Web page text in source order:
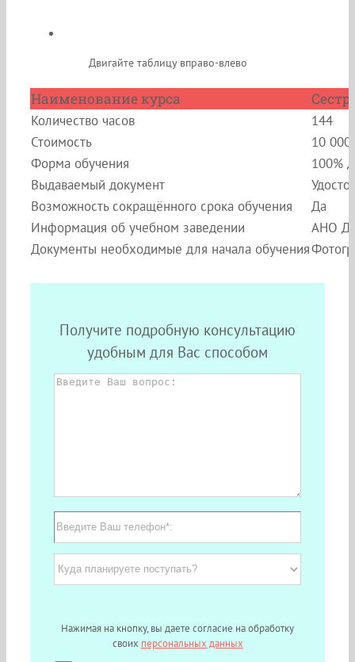
Двигайте таблицу вправо-влево
Наименование курса
Количество часов
144
Стоимость
10 000
Форма обучения
100%
Выдаваемый документ
Возможность сокращённого срока обучения
Да
Информация об учебном заведении
АНО
Документы необходимые для начала обучения
Получите подробную консультацию
удобным для Вас способом
Нажимая на кнопку, вы даете согласие на обработку
своих персональных данных